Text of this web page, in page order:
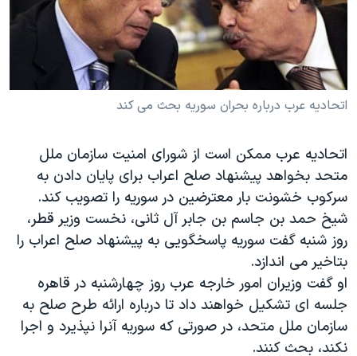
فرهنگ و زندگی
حقوق شهروندی
اقتصادی
علم و فناوری
گالری عکس
آرشیو پخش زنده
مستندها
انتخابات ریاست جمهوری آمریکا ۲۰۲۴
حمله جمهوری اسلامی به اسرائیل
رمز مهسا
اعتراضات زن، زندگی، آزادی
مجموعه مستندهای دادخواهی
تریبونال مردمی آبان ۹۸
دادگاه حمید نوری
چهل سال گروگان‌گیری
قانون شفافیت دارائی کادر رهبری ایران
اعتراضات مردمی آبان ۹۸
دنبال کنید
اتحادیه عرب درباره بحران سوریه بحث می کند
اتحادیه عرب ممکن است از شورای امنیت سازمان ملل
متحد بخواهد پیشنهاد صلح اعراب برای پایان دادن به
سرکوب خشونت بار معترضین در سوریه را تصویب کند.
شیخ حمد بن جاسم بن جابر آل ثانی، نخست وزیر قطر،
روز شنبه گفت سوریه پاسخگویی به پیشنهاد صلح اعراب را
بتاخیر می اندازد.
او گفت وزیران امور خارجه عرب روز چهارشنبه در قاهره
جلسه ای تشکیل خواهند داد تا درباره ارائه طرح صلح به
سازمان ملل متحد، در صورتی که سوریه آنرا نپذیرد و اجرا
نکند، بحث کنند.